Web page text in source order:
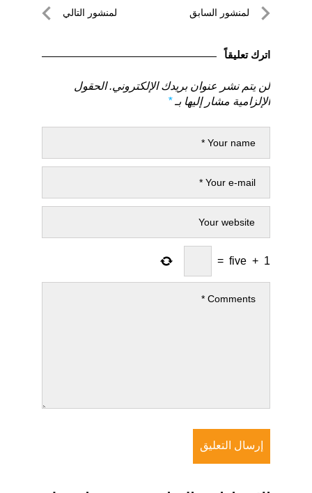
تصفّحلمنشور السابق
السابق
لمنشور التالي
اترك تعليقاً
لن يتم نشر عنوان بريدك الإلكتروني. الحقول
الإلزامية مشار إليها بـ*
1
+
five
=